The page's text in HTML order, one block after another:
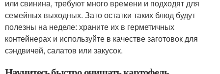
или свинина, требуют много времени и подходят для
семейных выходных. Зато остатки таких блюд будут
полезны на неделе: храните их в герметичных
контейнерах и используйте в качестве заготовок для
сэндвичей, салатов или закусок.